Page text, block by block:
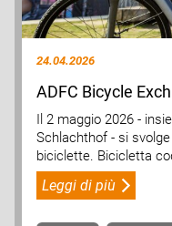
24.04.2026
ADFC Bicycle
Il 2 maggio 2026 -
Schlachthof - si
biciclette. Bicicletta
Leggi di più